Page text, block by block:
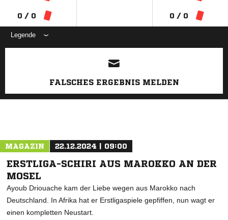
0 / 0 0 / 0
Legende
ANZEIGE
FALSCHES ERGEBNIS MELDEN
MAGAZIN 22.12.2024 | 09:00
ERSTLIGA-SCHIRI AUS MAROKKO AN DER
MOSEL
Ayoub Driouache kam der Liebe wegen aus Marokko nach
Deutschland. In Afrika hat er Erstligaspiele gepfiffen, nun wagt er
einen kompletten Neustart.